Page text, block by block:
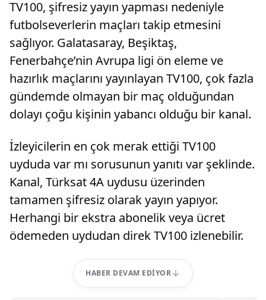
TV100, şifresiz yayın yapması nedeniyle
futbolseverlerin maçları takip etmesini
sağlıyor. Galatasaray, Beşiktaş,
Fenerbahçe’nin Avrupa ligi ön eleme ve
hazırlık maçlarını yayınlayan TV100, çok fazla
gündemde olmayan bir maç olduğundan
dolayı çoğu kişinin yabancı olduğu bir kanal.
İzleyicilerin en çok merak ettiği TV100
uyduda var mı sorusunun yanıtı var şeklinde.
Kanal, Türksat 4A uydusu üzerinden
tamamen şifresiz olarak yayın yapıyor.
Herhangi bir ekstra abonelik veya ücret
ödemeden uydudan direk TV100 izlenebilir.
HABER DEVAM EDIYOR